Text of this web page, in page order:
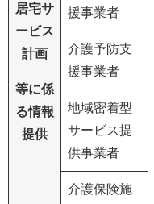
居宅サ
ービス
計画
等に係
る情報
提供
援事業者
介護予防支
援事業者
地域密着型
サービス提
供事業者
介護保険施